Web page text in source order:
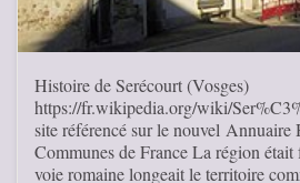
Histoire de Serécourt (Vosges)
https://fr.wikipedia.org/wiki/
site référencé sur le nouvel Annuaire
Communes de France La région était
voie romaine longeait le territoire